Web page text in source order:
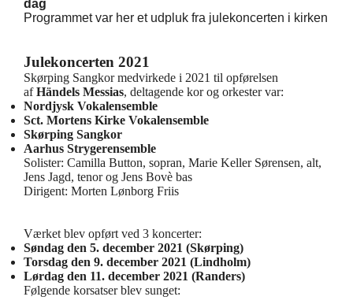
dag
Programmet var her et udpluk fra julekoncerten i kirken
Julekoncerten 2021
Skørping Sangkor medvirkede i 2021 til opførelsen
afHändels Messias, deltagende kor og orkester var:
Nordjysk Vokalensemble
Sct. Mortens Kirke Vokalensemble
Skørping Sangkor
Aarhus Strygerensemble
Solister: Camilla Button, sopran, Marie Keller Sørensen, alt,
Jens Jagd, tenor og Jens Bovè bas
Dirigent: Morten Lønborg Friis
Værket blev opført ved 3 koncerter:
Søndag den 5. december 2021 (Skørping)
Torsdag den 9. december 2021 (Lindholm)
Lørdag den 11. december 2021 (Randers)
Følgende korsatser blev sunget: